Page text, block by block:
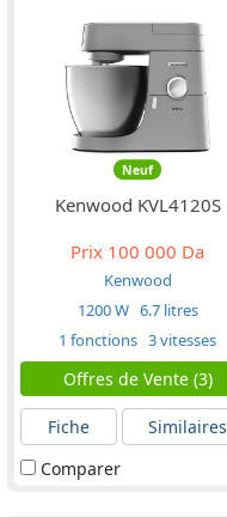
Neuf
Kenwood KVL4120S
Prix 100 000 Da
Kenwood
1200 W 6.7 litres
1 fonctions 3 vitesses
Offres de Vente (3)
Fiche
Similaires
Comparer